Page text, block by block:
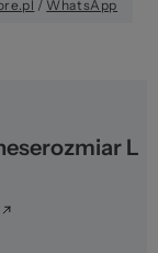
/ WhatsApp
L